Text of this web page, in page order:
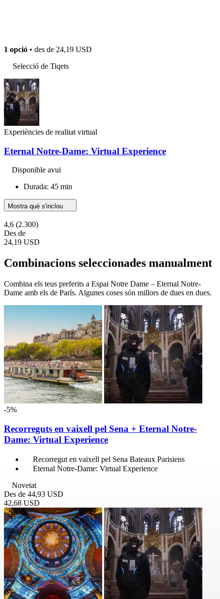
1 opció • des de 24,19 USD
Selecció de Tiqets
Experiències de realitat virtual
Eternal Notre-Dame: Virtual Experience
Disponible avui
Durada: 45 min
Mostra què s'inclou
4,6 (2.300)
Des de
24,19 USD
Combinacions seleccionades manualment
Combina els teus preferits a Espai Notre Dame – Eternal Notre-
Dame amb els de París. Algunes coses són millors de dues en dues.
-5%
Recorreguts en vaixell pel Sena + Eternal Notre-
Dame: Virtual Experience
Recorregut en vaixell pel Sena Bateaux Parisiens
Eternal Notre-Dame: Virtual Experience
Novetat
Des de 44,93 USD
42,68 USD